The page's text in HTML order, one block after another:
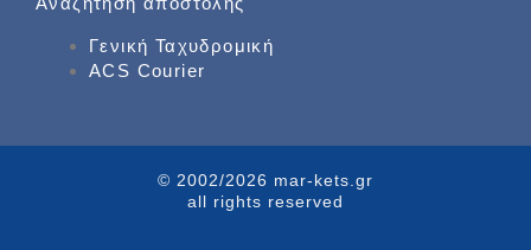
Γενική Ταχυδρομική
ACS Courier
© 2002/2026 mar-kets.gr
all rights reserved